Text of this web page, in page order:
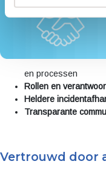
en processen
Rollen en
Heldere
Transparante
Vertrouwd door